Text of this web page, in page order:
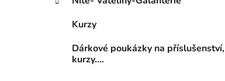
Kurzy
Dárkové poukázky na příslušenství,
kurzy....